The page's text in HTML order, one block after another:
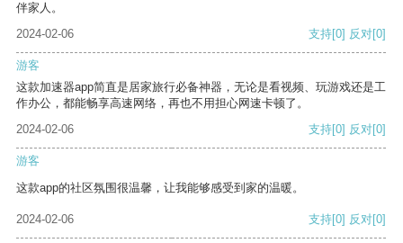
伴家人。
2024-02-06
支持[0] 反对[0]
游客
这款加速器app简直是居家旅行必备神器，无论是看视频、玩游戏还是工
作办公，都能畅享高速网络，再也不用担心网速卡顿了。
2024-02-06
支持[0] 反对[0]
游客
这款app的社区氛围很温馨，让我能够感受到家的温暖。
2024-02-06 支持[0] 反对[0]